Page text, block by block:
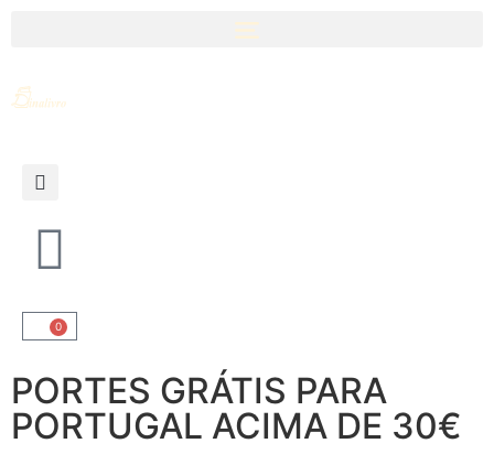
0
PORTES GRÁTIS PARA
PORTUGAL ACIMA DE 30€